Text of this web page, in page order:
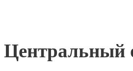
Центральный